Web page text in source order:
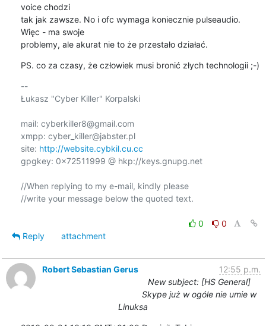
voice chodzi
tak jak zawsze. No i ofc wymaga koniecznie pulseaudio.
Więc - ma swoje
problemy, ale akurat nie to że przestało działać.
PS. co za czasy, że człowiek musi bronić złych technologii ;-)
--
Łukasz "Cyber Killer" Korpalski
mail: cyberkiller8@gmail.com
xmpp: cyber_killer@jabster.pl
site: http://website.cybkil.cu.cc
gpgkey: 0x72511999 @ hkp://keys.gnupg.net
//When replying to my e-mail, kindly please
//write your message below the quoted text.
0
0
Reply
attachment
Robert Sebastian Gerus
12:55 p.m.
New subject: [HS General]
Skype już w ogóle nie umie w
Linuksa